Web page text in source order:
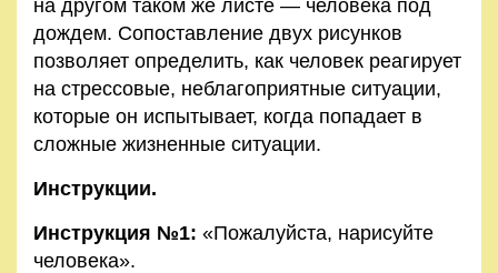
на другом таком же листе — человека под
дождем. Сопоставление двух рисунков
позволяет определить, как человек реагирует
на стрессовые, неблагоприятные ситуации,
которые он испытывает, когда попадает в
сложные жизненные ситуации.
Инструкции.
Инструкция №1: «Пожалуйста, нарисуйте
человека».